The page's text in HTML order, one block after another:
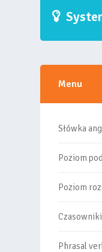
Menu
Słówka
Poziom
Poziom
Phrasal